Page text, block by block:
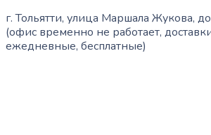
г. Тольятти, улица Маршала Жукова,
(офис временно не работает,
ежедневные, бесплатные)